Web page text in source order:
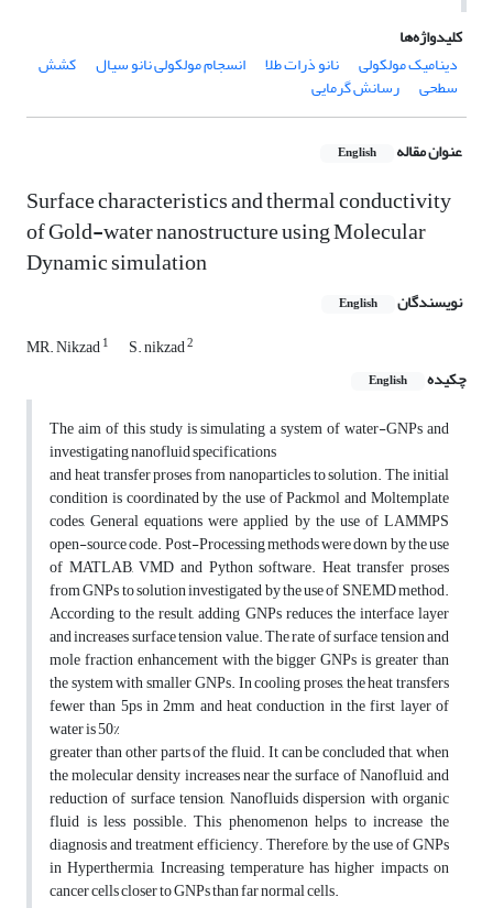
کلیدواژه‌ها
دینامیک مولکولی
نانو ذرات طلا انسجام مولکولی نانو سیال کشش
سطحی رسانش گرمایی
عنوان مقاله English
Surface characteristics and thermal conductivity
of Gold-water nanostructure using Molecular
Dynamic simulation
نویسندگان English
MR. Nikzad1 S. nikzad2
چکیده English
The aim of this study is simulating a system of water-GNPs and
investigating nanofluid specifications
and heat transfer proses from nanoparticles to solution. The initial
condition is coordinated by the use of Packmol and Moltemplate
codes, General equations were applied by the use of LAMMPS
open-source code. Post-Processing methods were down by the use
of MATLAB, VMD and Python software. Heat transfer proses
from GNPs to solution investigated by the use of SNEMD method.
According to the result, adding GNPs reduces the interface layer
and increases surface tension value. The rate of surface tension and
mole fraction enhancement with the bigger GNPs is greater than
the system with smaller GNPs. In cooling proses, the heat transfers
fewer than 5ps in 2mm and heat conduction in the first layer of
water is 50%
greater than other parts of the fluid. It can be concluded that, when
the molecular density increases near the surface of Nanofluid, and
reduction of surface tension, Nanofluids dispersion with organic
fluid is less possible. This phenomenon helps to increase the
diagnosis and treatment efficiency. Therefore, by the use of GNPs
in Hyperthermia, Increasing temperature has higher impacts on
cancer cells closer to GNPs than far normal cells.